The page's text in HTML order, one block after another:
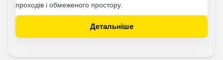
проходів і обмеженого простору.
Детальніше